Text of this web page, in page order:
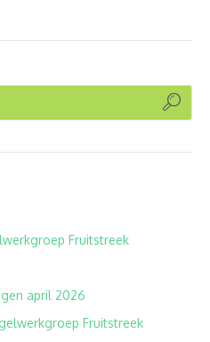
Fruitstreek
april 2026
Fruitstreek